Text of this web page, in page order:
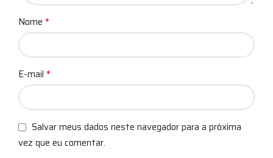
Nome *
E-mail *
Salvar meus dados neste navegador para a próxima
vez que eu comentar.